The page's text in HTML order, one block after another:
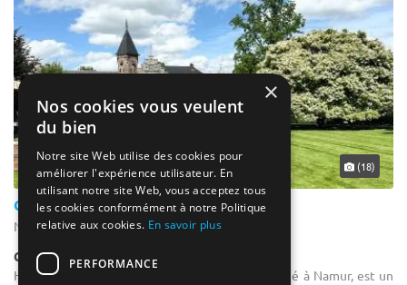
... 38 km (18)
Château de Beez
Namur - Province de Namur (WNA)
Château
Hôtel pour séminaire : Le Château de Beez, situé à Namur, est un
×
Nos cookies vous veulent
du bien
Notre site Web utilise des cookies pour
améliorer l'expérience utilisateur. En
utilisant notre site Web, vous acceptez tous
les cookies conformément à notre Politique
relative aux cookies. En savoir plus
PERFORMANCE